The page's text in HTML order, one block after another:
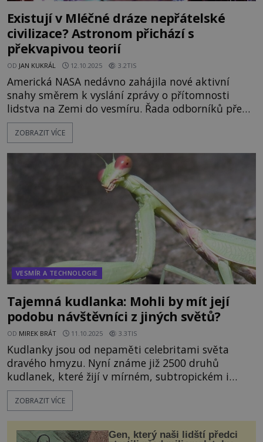
Existují v Mléčné dráze nepřátelské
civilizace? Astronom přichází s
překvapivou teorií
OD JAN KUKRÁL 12.10.2025 3.2TIS
Americká NASA nedávno zahájila nové aktivní
snahy směrem k vyslání zprávy o přítomnosti
lidstva na Zemi do vesmíru. Řada odborníků před
tímto krokem varuje, kvůli obavám, že by vzkaz
mohla zachytit vyspělejší nepřátelská civilizace. A
spočítal, že bychom v Mléčné dráze mohli narazit
ZOBRAZIT VÍCE
VESMÍR A TECHNOLOGIE
Tajemná kudlanka: Mohli by mít její
podobu návštěvníci z jiných světů?
OD MIREK BRÁT 11.10.2025 3.3TIS
Kudlanky jsou od nepaměti celebritami světa
dravého hmyzu. Nyní známe již 2500 druhů
kudlanek, které žijí v mírném, subtropickém i
tropickém pásmu. Spojovat však kudlanky s
mimozemšťany?! Máme pro takové odvážné
V našem geografickém prostoru se můžeme potkat
ZOBRAZIT VÍCE
Gen, který naši lidští předci